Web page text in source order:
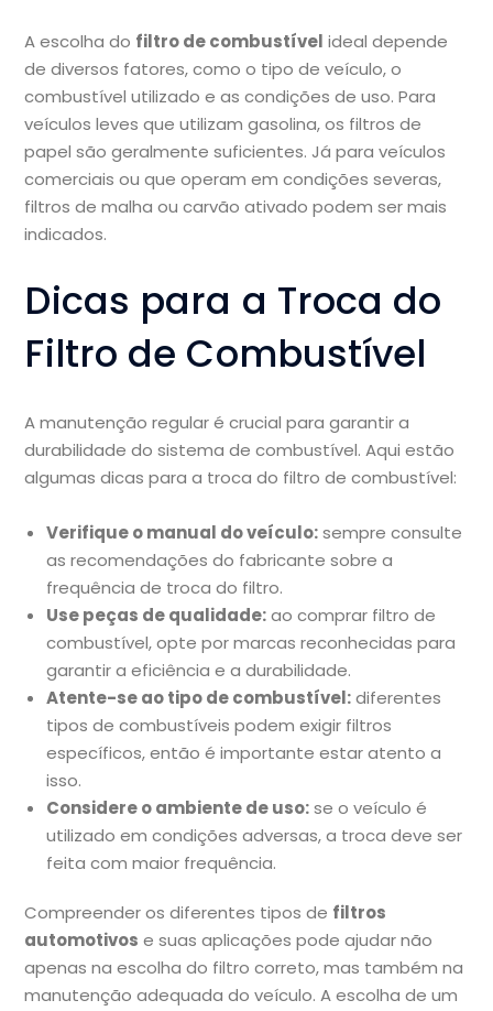
A escolha do filtro de combustível ideal depende
de diversos fatores, como o tipo de veículo, o
combustível utilizado e as condições de uso. Para
veículos leves que utilizam gasolina, os filtros de
papel são geralmente suficientes. Já para veículos
comerciais ou que operam em condições severas,
filtros de malha ou carvão ativado podem ser mais
indicados.
Dicas para a Troca do
Filtro de Combustível
A manutenção regular é crucial para garantir a
durabilidade do sistema de combustível. Aqui estão
algumas dicas para a troca do filtro de combustível:
Verifique o manual do veículo:sempre consulte
as recomendações do fabricante sobre a
frequência de troca do filtro.
Use peças de qualidade:ao comprar filtro de
combustível, opte por marcas reconhecidas para
garantir a eficiência e a durabilidade.
Atente-se ao tipo de combustível:diferentes
tipos de combustíveis podem exigir filtros
específicos, então é importante estar atento a
isso.
Considere o ambiente de uso:se o veículo é
utilizado em condições adversas, a troca deve ser
feita com maior frequência.
Compreender os diferentes tipos de filtros
automotivos e suas aplicações pode ajudar não
apenas na escolha do filtro correto, mas também na
manutenção adequada do veículo. A escolha de um